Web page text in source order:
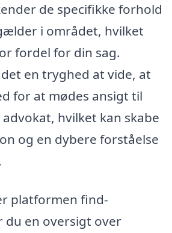
de specifikke forhold
i området, hvilket
fordel for din sag.
en tryghed at vide, at
for at mødes ansigt til
hvilket kan skabe
og en dybere forståelse
platformen find-
du en oversigt over